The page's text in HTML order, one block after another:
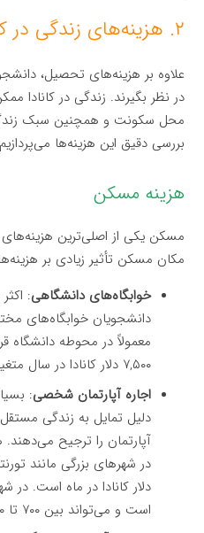
۲. هزینه‌های زندگی در کانادا
علاوه بر هزینه‌های تحصیل،
در نظر بگیرند. زندگی در کانادا
محل سکونت و همچنین سبک
بررسی دقیق این هزینه‌ها
هزینه مسکن
مسکن یکی از اصلی‌ترین
مکان مسکن تأثیر زیادی بر
خوابگاه‌های دانشگاهی:
دانشجویان خوابگاه‌های
۷,۵۰۰ دلار کانادا در سال متغیر است.
اجاره آپارتمان شخصی:
دلیل تمایل به زندگی مستقل
آپارتمان را ترجیح می‌دهند.
دلار کانادا در ماه است. در
است و می‌تواند بین ۷۰۰ تا ۱,۰۰۰ دلار کانادا در ماه باشد.